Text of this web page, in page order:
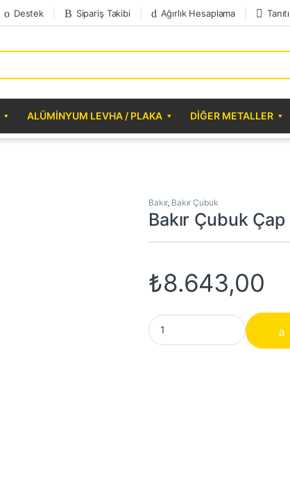
Destek Sipariş Takibi Ağırlık Hesaplama
ALÜMINYUM LEVHA / PLAKA DIĞER METALLER
Bakır, Bakır Çubuk
Bakır Çubuk
₺8.643,00
Bakır Çubuk Çap 20 mm